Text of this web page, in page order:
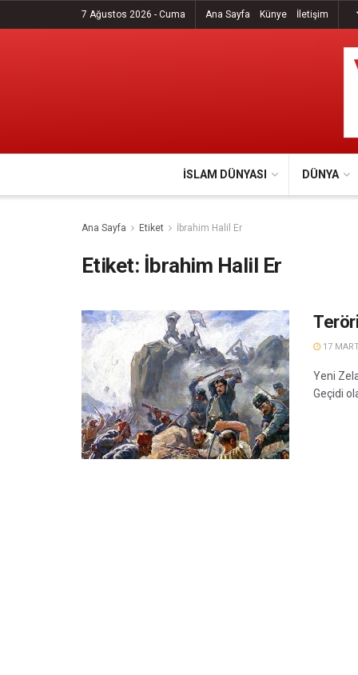
7 Ağustos 2026 - Cuma Ana Sayfa Künye İletişim
İSLAM DÜNYASI DÜNYA
Ana Sayfa Etiket İbrahim Halil Er
Etiket: İbrahim Halil Er
17
Yeni
Geçidi